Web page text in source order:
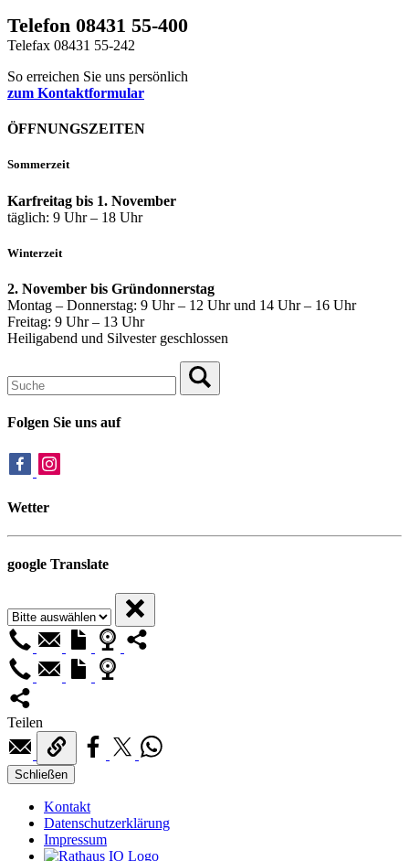
Telefon 08431 55-400
Telefax 08431 55-242
So erreichen Sie uns persönlich
zum Kontaktformular
ÖFFNUNGSZEITEN
Sommerzeit
Karfreitag bis 1. November
täglich: 9 Uhr – 18 Uhr
Winterzeit
2. November bis Gründonnerstag
Montag – Donnerstag: 9 Uhr – 12 Uhr und 14 Uhr – 16 Uhr
Freitag: 9 Uhr – 13 Uhr
Heiligabend und Silvester geschlossen
Folgen Sie uns auf
Wetter
google Translate
Teilen
Schließen
Kontakt
Datenschutzerklärung
Impressum